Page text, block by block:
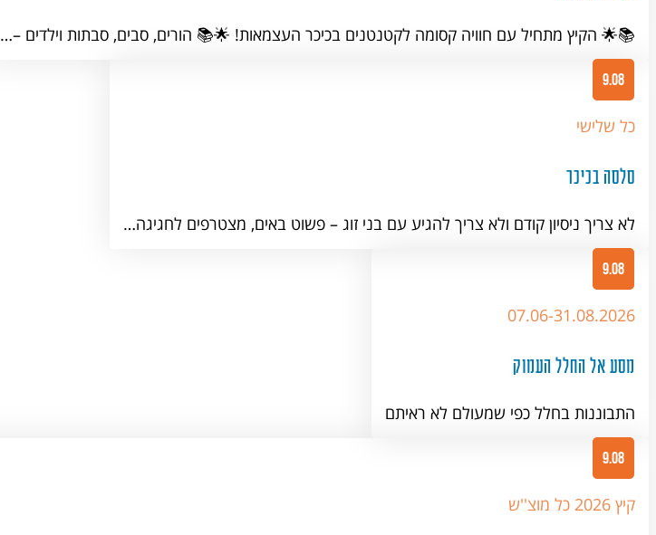
📚🌟 הקיץ מתחיל עם חוויה קסומה לקטנטנים בכיכר העצמאות! 🌟📚 הורים, סבים, סבתות וילדים –…
כל שלישי
סלסה בכיכר
לא צריך ניסיון קודם ולא צריך להגיע עם בני זוג – פשוט באים, מצטרפים לחגיגה…
9.08
07.06-31.08.2026
מסע אל החלל העמוק
התבוננות בחלל כפי שמעולם לא ראיתם
9.08
קיץ 2026 כל מוצ''ש
9.08